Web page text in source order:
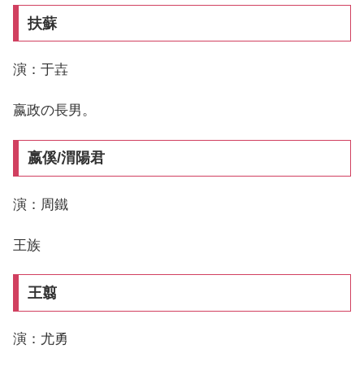
扶蘇
演：于壵
嬴政の長男。
嬴傒/渭陽君
演：周鐵
王族
王翦
演：尤勇